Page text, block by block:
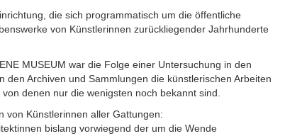
die sich programmatisch um die öffentliche
von Künstlerinnen zurückliegender Jahrhunderte
MUSEUM war die Folge einer Untersuchung in den
Archiven und Sammlungen die künstlerischen Arbeiten
denen nur die wenigsten noch bekannt sind.
von Künstlerinnen aller Gattungen:
bislang vorwiegend der um die Wende